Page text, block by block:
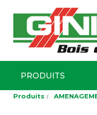
Aller
PRODUITS
Produits